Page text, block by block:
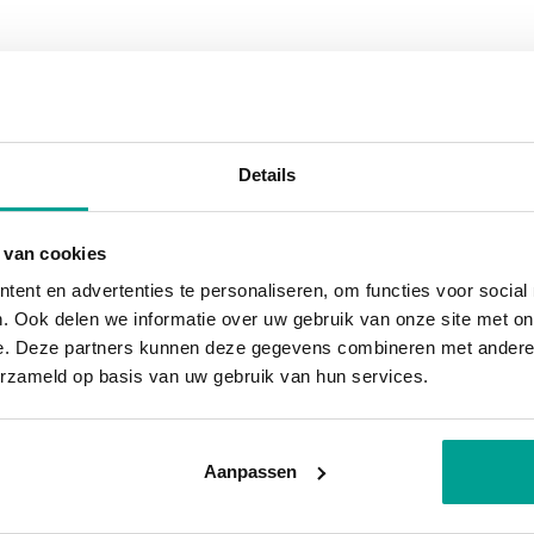
Details
cookies
en advertenties te personaliseren, om functies voor social
Ook delen we informatie over uw gebruik van onze site met
Deze partners kunnen deze gegevens combineren met
op basis van uw gebruik van hun services.
Aanpassen
aan de gevel om de 3 à 4 garageboxen
te Zevenhuizen. De dorpskern ligt
zoals winkels en horeca
en Rotterdam. De units liggen zeer goed
Waddinxveen Noord naar treinstation
Capelle aan den IJssel.